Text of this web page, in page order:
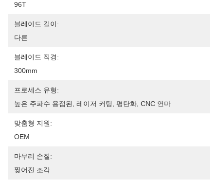
96T
블레이드 길이:
다른
블레이드 직경:
300mm
프로세스 유형:
높은 주파수 용접된, 레이저 커팅, 평탄화, CNC 연마
맞춤형 지원:
OEM
마무리 손질:
찢어진 조각